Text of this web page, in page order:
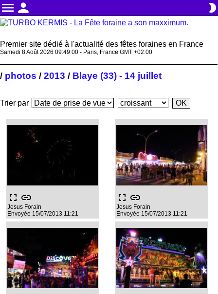
menu person brightness_2
Premier site dédié à l'actualité des fêtes foraines en France
Samedi 8 Août 2026 09:49:01 - Paris, France GMT +02:00
/ photos / 2013 / Blaye (33) - 14 juillet
Trier par
fullscreen link
Jesus Forain
Envoyée 15/07/2013 11:21
fullscreen link
Jesus Forain
Envoyée 15/07/2013 11:21